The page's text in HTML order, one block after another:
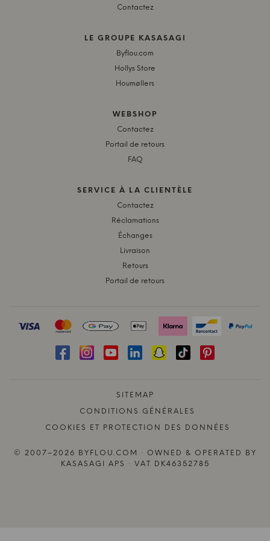
Contactez
LE GROUPE KASASAGI
Byflou.com
Hollys Store
Houmøllers
WEBSHOP
Contactez
Portail de retours
FAQ
SERVICE À LA CLIENTÈLE
Contactez
Réclamations
Échanges
Livraison
Retours
Portail de retours
SITEMAP
CONDITIONS GÉNÉRALES
COOKIES ET PROTECTION DES DONNÉES
© 2007–2026 BYFLOU.COM · OWNED & OPERATED BY
KASASAGI APS · VAT DK46352785